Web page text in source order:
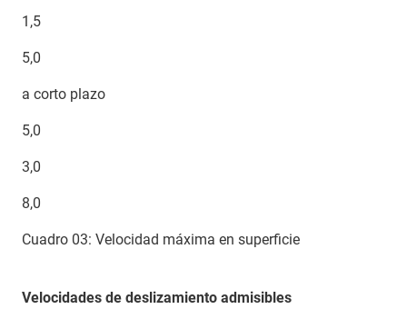
1,5
5,0
a corto plazo
5,0
3,0
8,0
Cuadro 03: Velocidad máxima en superficie
Velocidades de deslizamiento admisibles